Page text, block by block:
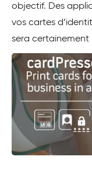
objectif. Des
vos cartes
sera certainement